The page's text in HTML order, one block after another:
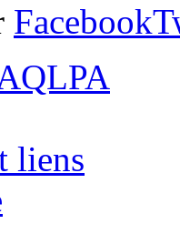
Facebook
liens